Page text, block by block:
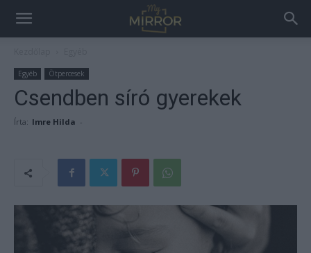
Egyéb Ötpercesek
Csendben síró gyerekek
Írta: Imre Hilda -